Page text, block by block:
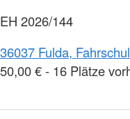
EH 2026/144
36037 Fulda,
50,00 € - 16 Plätze